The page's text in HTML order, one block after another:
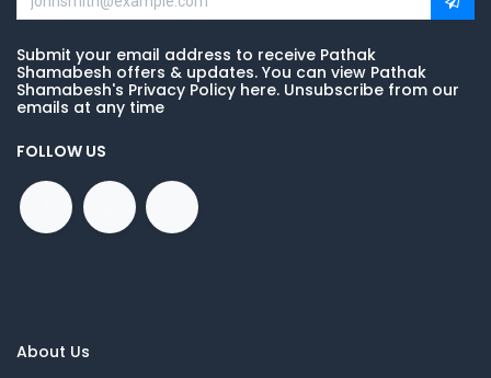
Submit your email address to receive Pathak
Shamabesh offers & updates. You can view Pathak
Shamabesh's Privacy Policy here. Unsubscribe from our
emails at any time
FOLLOW US
About Us